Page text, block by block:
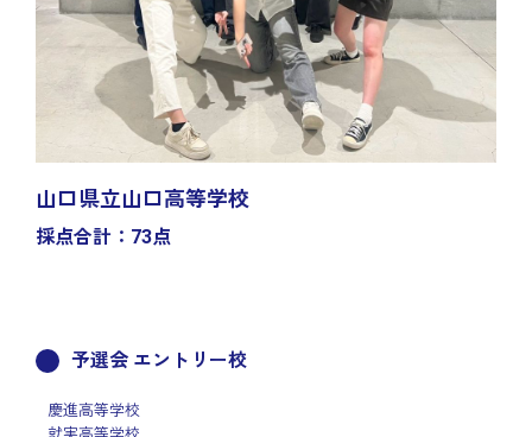
山口県立山口高等学校
採点合計：73点
予選会 エントリー校
慶進高等学校